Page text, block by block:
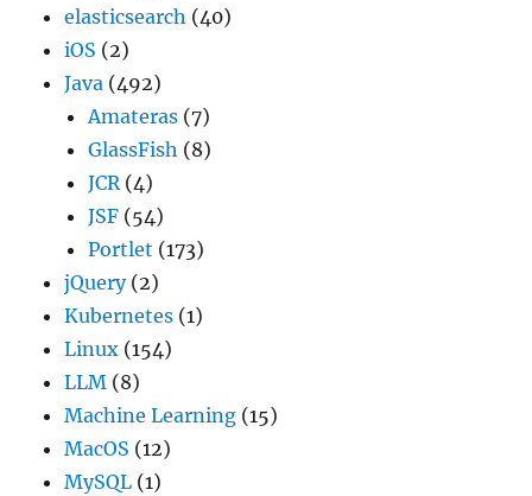
elasticsearch (40)
iOS (2)
Java (492)
Amateras (7)
GlassFish (8)
JCR(4)
JSF (54)
Portlet (173)
jQuery(2)
Kubernetes (1)
Linux (154)
LLM (8)
Machine Learning (15)
MacOS (12)
MySQL (1)